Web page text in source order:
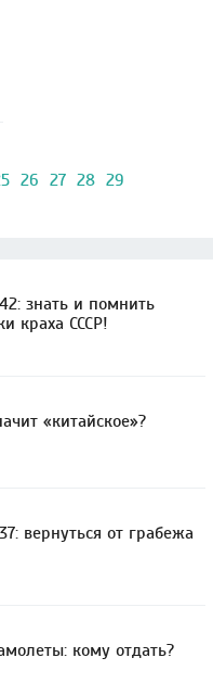
26 27 28 29
знать и помнить
краха СССР!
«китайское»?
вернуться от грабежа
кому отдать?